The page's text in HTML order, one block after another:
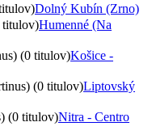
Dolný Kubín (Zrno)
titulov)Humenné (Na
(0 titulov)Košice -
(0 titulov)Liptovský
(0 titulov)Nitra - Centro